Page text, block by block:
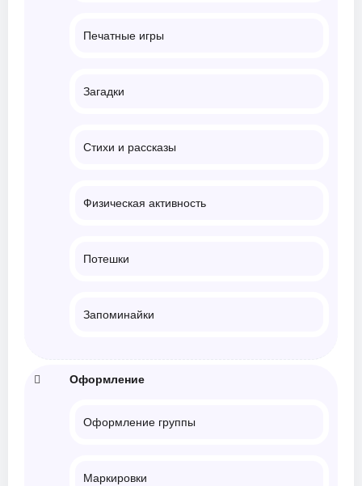
Печатные игры
Загадки
Стихи и рассказы
Физическая активность
Потешки
Запоминайки
Оформление
Оформление группы
Маркировки